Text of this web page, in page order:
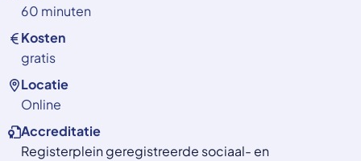
60 minuten
Kosten
gratis
Locatie
Online
Accreditatie
Registerplein geregistreerde sociaal- en